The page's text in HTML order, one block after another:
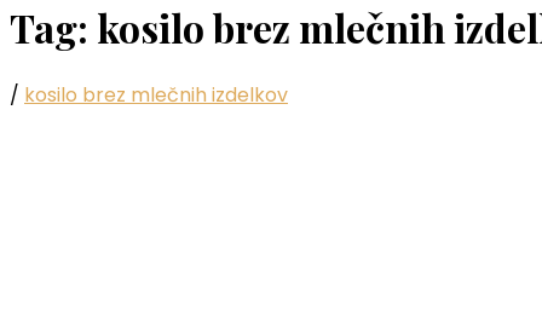
Tag: kosilo brez mlečnih
/ kosilo brez mlečnih izdelkov